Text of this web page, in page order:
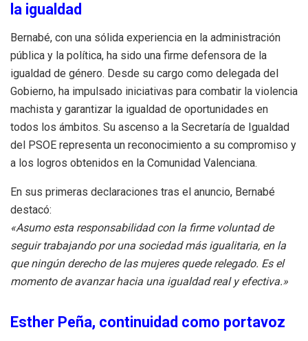
la igualdad
Bernabé, con una sólida experiencia en la administración
pública y la política, ha sido una firme defensora de la
igualdad de género. Desde su cargo como delegada del
Gobierno, ha impulsado iniciativas para combatir la violencia
machista y garantizar la igualdad de oportunidades en
todos los ámbitos. Su ascenso a la Secretaría de Igualdad
del PSOE representa un reconocimiento a su compromiso y
a los logros obtenidos en la Comunidad Valenciana.
En sus primeras declaraciones tras el anuncio, Bernabé
destacó:
«Asumo esta responsabilidad con la firme voluntad de
seguir trabajando por una sociedad más igualitaria, en la
que ningún derecho de las mujeres quede relegado. Es el
momento de avanzar hacia una igualdad real y efectiva.»
Esther Peña, continuidad como portavoz